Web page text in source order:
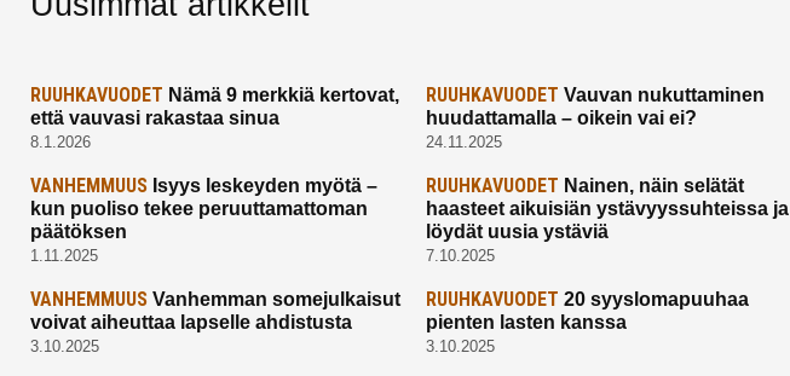
RUUHKAVUODET Nämä 9 merkkiä kertovat,
että vauvasi rakastaa sinua
8.1.2026
RUUHKAVUODET Vauvan nukuttaminen
huudattamalla – oikein vai ei?
24.11.2025
VANHEMMUUS Isyys leskeyden myötä –
kun puoliso tekee peruuttamattoman
päätöksen
1.11.2025
RUUHKAVUODET Nainen, näin selätät
haasteet aikuisiän ystävyyssuhteissa ja
löydät uusia ystäviä
7.10.2025
VANHEMMUUS Vanhemman somejulkaisut
voivat aiheuttaa lapselle ahdistusta
3.10.2025
RUUHKAVUODET 20 syyslomapuuhaa
pienten lasten kanssa
3.10.2025